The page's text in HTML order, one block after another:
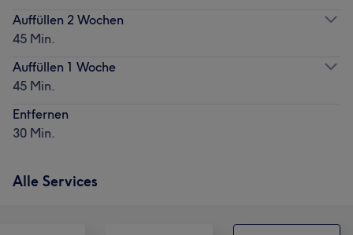
Auffüllen 2 Wochen
45 Min.
Auffüllen 1 Woche
45 Min.
Entfernen
30 Min.
Alle Services